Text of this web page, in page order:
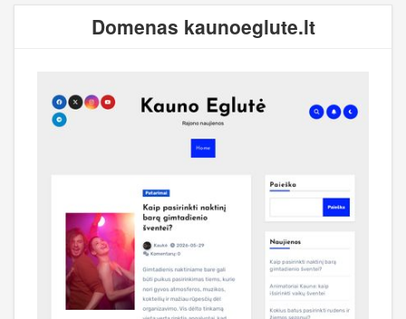
Domenas kaunoeglute.lt